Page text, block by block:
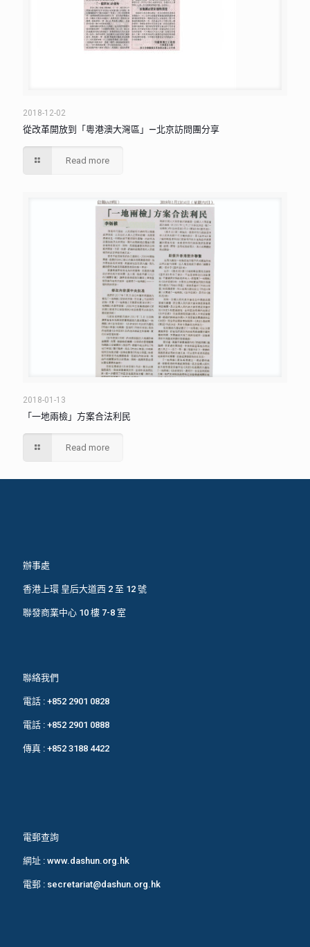
2018-12-02
從改革開放到「粵港澳大灣區」—北京訪問團分享
Read more
2018-01-13
「一地兩檢」方案合法利民
Read more
辦事處
香港上環 皇后大道西 2 至 12 號
聯發商業中心 10 樓 7-8 室
聯絡我們
電話 : +852 2901 0828
電話 : +852 2901 0888
傳真 : +852 3188 4422
電郵查詢
網址 : www.dashun.org.hk
電郵 : secretariat@dashun.org.hk